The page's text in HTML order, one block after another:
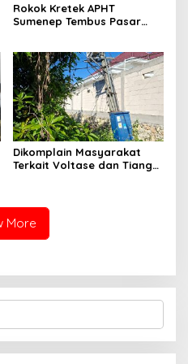
Rokok Kretek APHT
Sumenep Tembus Pasar
Dikomplain Masyarakat
Terkait Voltase dan Tiang
More